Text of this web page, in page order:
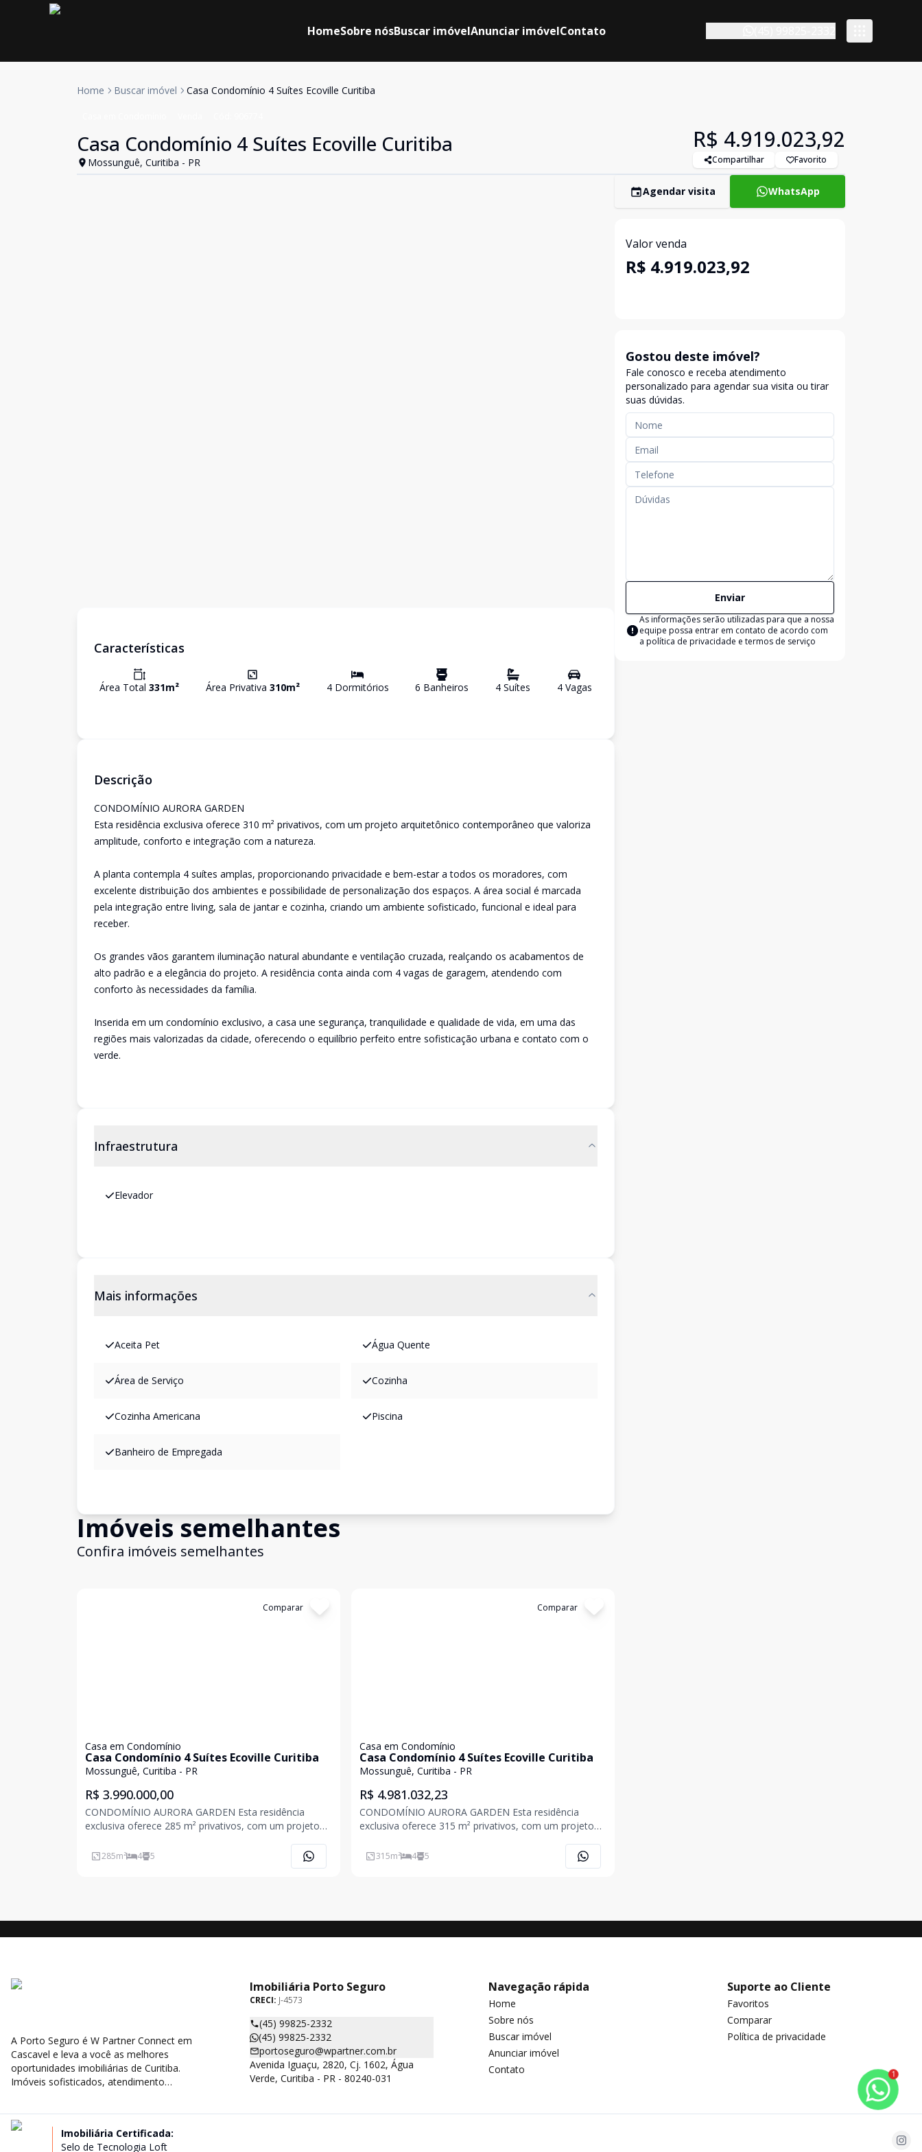
HomeSobre nósBuscar imóvelAnunciar imóvelContato
Home Buscar imóvel Casa Condomínio 4 Suítes Ecoville Curitiba
Casa Condomínio 4 Suítes Ecoville Curitiba
Mossunguê, Curitiba - PR
R$ 4.919.023,92
Compartilhar Favorito
Características
Área Total 331m² Área Privativa 310m² 4Dormitórios 6 Banheiros 4 Suítes 4Vagas
Descrição
CONDOMÍNIO AURORA GARDEN
Esta residência exclusiva oferece 310 m² privativos, com um projeto arquitetônico contemporâneo que valoriza
amplitude, conforto e integração com a natureza.
A planta contempla 4 suítes amplas, proporcionando privacidade e bem-estar a todos os moradores, com
excelente distribuição dos ambientes e possibilidade de personalização dos espaços. A área social é marcada
pela integração entre living, sala de jantar e cozinha, criando um ambiente sofisticado, funcional e ideal para
receber.
Os grandes vãos garantem iluminação natural abundante e ventilação cruzada, realçando os acabamentos de
alto padrão e a elegância do projeto. A residência conta ainda com 4 vagas de garagem, atendendo com
conforto às necessidades da família.
Inserida em um condomínio exclusivo, a casa une segurança, tranquilidade e qualidade de vida, em uma das
regiões mais valorizadas da cidade, oferecendo o equilíbrio perfeito entre sofisticação urbana e contato com o
verde.
Infraestrutura
Elevador
Mais informações
Aceita Pet Água Quente
Área de Serviço Cozinha
Cozinha Americana Piscina
Banheiro de Empregada
Imóveis semelhantes
Confira imóveis semelhantes
Comparar
Casa em Condomínio
Casa Condomínio 4 Suítes Ecoville Curitiba
Mossunguê, Curitiba - PR
R$ 3.990.000,00
CONDOMÍNIO AURORA GARDEN Esta residência
exclusiva oferece 285 m² privativos, com um projeto
conforto e integração com a natureza. A planta
285m² 4 5
Comparar
Casa em Condomínio
Casa Condomínio 4 Suítes Ecoville Curitiba
Mossunguê, Curitiba - PR
R$ 4.981.032,23
CONDOMÍNIO AURORA GARDEN Esta residência
exclusiva oferece 315 m² privativos, com um projeto
conforto e integração com a natureza. A planta
315m² 4 5
Agendar visita WhatsApp
Valor venda
R$ 4.919.023,92
Gostou deste imóvel?
Fale conosco e receba atendimento
personalizado para agendar sua visita ou tirar
suas dúvidas.
Enviar
As informações serão utilizadas para que a nossa
equipe possa entrar em contato de acordo com
a política de privacidade e termos de serviço
A Porto Seguro é W Partner Connect em
Cascavel e leva a você as melhores
oportunidades imobiliárias de Curitiba.
Imóveis sofisticados, atendimento
Imobiliária Porto Seguro
CRECI: J-4573
(45) 99825-2332
(45) 99825-2332
portoseguro@wpartner.com.br
Avenida Iguaçu, 2820, Cj. 1602, Água
Verde, Curitiba - PR - 80240-031
Navegação rápida
Home
Sobre nós
Buscar imóvel
Anunciar imóvel
Contato
Suporte ao Cliente
Favoritos
Comparar
Política de privacidade
Imobiliária Certificada:
Selo de Tecnologia Loft
1